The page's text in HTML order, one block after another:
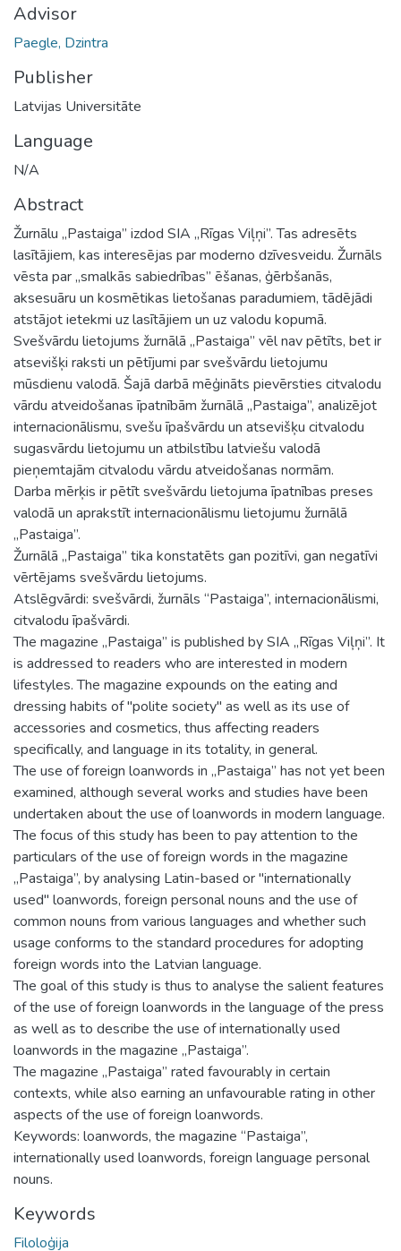
Advisor
Paegle, Dzintra
Publisher
Latvijas Universitāte
Language
N/A
Abstract
Žurnālu „Pastaiga” izdod SIA „Rīgas Viļņi”. Tas adresēts
lasītājiem, kas interesējas par moderno dzīvesveidu. Žurnāls
vēsta par „smalkās sabiedrības” ēšanas, ģērbšanās,
aksesuāru un kosmētikas lietošanas paradumiem, tādējādi
atstājot ietekmi uz lasītājiem un uz valodu kopumā.
Svešvārdu lietojums žurnālā „Pastaiga” vēl nav pētīts, bet ir
atsevišķi raksti un pētījumi par svešvārdu lietojumu
mūsdienu valodā. Šajā darbā mēģināts pievērsties citvalodu
vārdu atveidošanas īpatnībām žurnālā „Pastaiga”, analizējot
internacionālismu, svešu īpašvārdu un atsevišķu citvalodu
sugasvārdu lietojumu un atbilstību latviešu valodā
pieņemtajām citvalodu vārdu atveidošanas normām.
Darba mērķis ir pētīt svešvārdu lietojuma īpatnības preses
valodā un aprakstīt internacionālismu lietojumu žurnālā
„Pastaiga”.
Žurnālā „Pastaiga” tika konstatēts gan pozitīvi, gan negatīvi
vērtējams svešvārdu lietojums.
Atslēgvārdi: svešvārdi, žurnāls “Pastaiga”, internacionālismi,
citvalodu īpašvārdi.
The magazine „Pastaiga” is published by SIA „Rīgas Viļņi”. It
is addressed to readers who are interested in modern
lifestyles. The magazine expounds on the eating and
dressing habits of "polite society" as well as its use of
accessories and cosmetics, thus affecting readers
specifically, and language in its totality, in general.
The use of foreign loanwords in „Pastaiga” has not yet been
examined, although several works and studies have been
undertaken about the use of loanwords in modern language.
The focus of this study has been to pay attention to the
particulars of the use of foreign words in the magazine
„Pastaiga”, by analysing Latin-based or "internationally
used" loanwords, foreign personal nouns and the use of
common nouns from various languages and whether such
usage conforms to the standard procedures for adopting
foreign words into the Latvian language.
The goal of this study is thus to analyse the salient features
of the use of foreign loanwords in the language of the press
as well as to describe the use of internationally used
loanwords in the magazine „Pastaiga”.
The magazine „Pastaiga” rated favourably in certain
contexts, while also earning an unfavourable rating in other
aspects of the use of foreign loanwords.
Keywords: loanwords, the magazine “Pastaiga”,
internationally used loanwords, foreign language personal
nouns.
Keywords
Filoloģija